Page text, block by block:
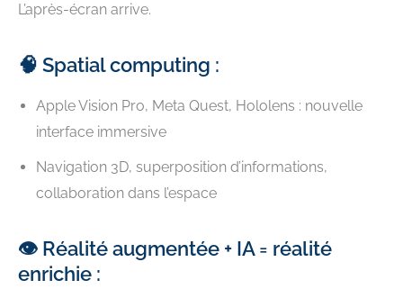
L’après-écran arrive.
🧠 Spatial computing :
Apple Vision Pro, Meta Quest, Hololens : nouvelle
interface immersive
Navigation 3D, superposition d’informations,
collaboration dans l’espace
👁️ Réalité augmentée + IA = réalité
enrichie :